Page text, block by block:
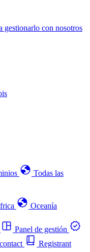
gestionarlo con nosotros
Todas las
Oceanía
Panel de gestión
Registrant